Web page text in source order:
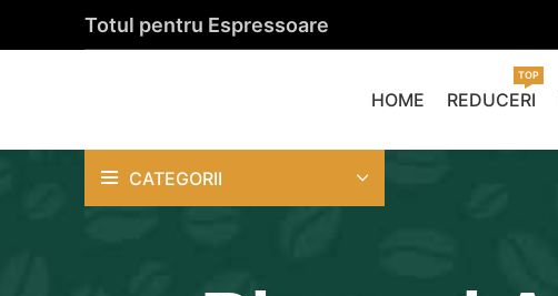
Totul pentru Espressoare
HOME REDUCERI
TOP
CATEGORII